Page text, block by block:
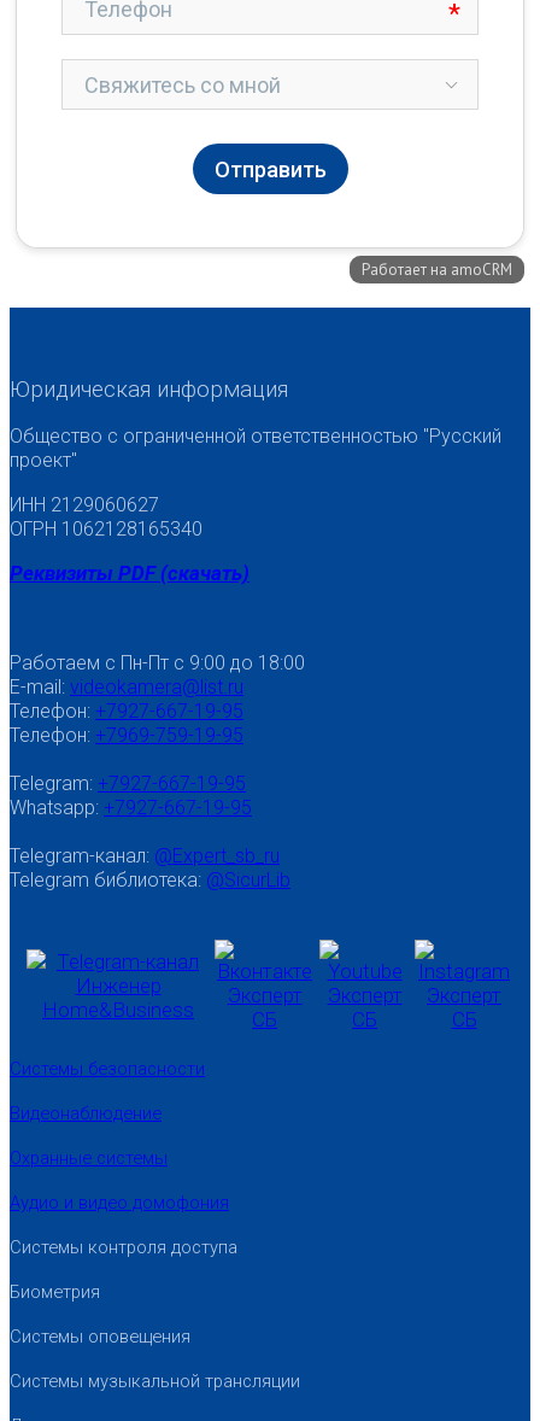
Юридическая информация
Общество с ограниченной ответственностью "Русский
проект"
ИНН 2129060627
ОГРН 1062128165340
Реквизиты PDF (скачать)
Работаем с Пн-Пт с 9:00 до 18:00
E-mail: videokamera@list.ru
Телефон: +7927-667-19-95
Телефон: +7969-759-19-95
Telegram: +7927-667-19-95
Whatsapp: +7927-667-19-95
Telegram-канал: @Expert_sb_ru
Telegram библиотека: @SicurLib
Системы безопасности
Видеонаблюдение
Охранные системы
Аудио и видео домофония
Системы контроля доступа
Биометрия
Системы оповещения
Системы музыкальной трансляции